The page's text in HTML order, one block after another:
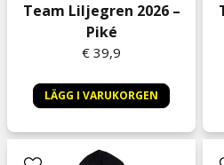
Team Liljegren 2026 –
Piké
€ 39,9
LÄGG I VARUKORGEN